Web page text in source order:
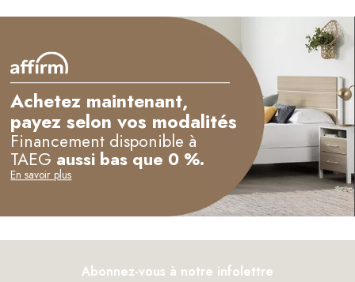
Achetez maintenant,
payez selon vos modalités
Financement disponible à
TAEG aussi bas que 0 %.
En savoir plus
Abonnez-vous à notre infolettre